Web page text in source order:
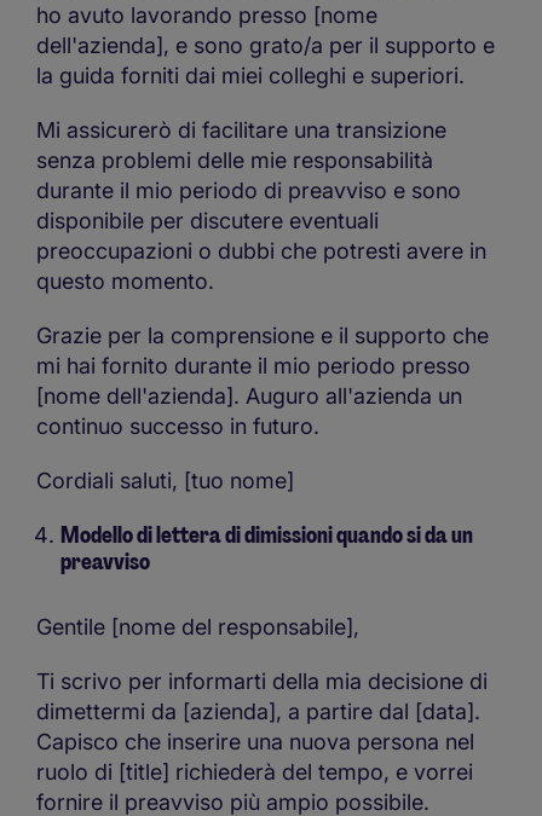
ho avuto lavorando presso [nome
dell'azienda], e sono grato/a per il supporto e
la guida forniti dai miei colleghi e superiori.
Mi assicurerò di facilitare una transizione
senza problemi delle mie responsabilità
durante il mio periodo di preavviso e sono
disponibile per discutere eventuali
preoccupazioni o dubbi che potresti avere in
questo momento.
Grazie per la comprensione e il supporto che
mi hai fornito durante il mio periodo presso
[nome dell'azienda]. Auguro all'azienda un
continuo successo in futuro.
Cordiali saluti, [tuo nome]
Modello di lettera di dimissioni quando si da un
preavviso
Gentile [nome del responsabile],
Ti scrivo per informarti della mia decisione di
dimettermi da [azienda], a partire dal [data].
Capisco che inserire una nuova persona nel
ruolo di [title] richiederà del tempo, e vorrei
fornire il preavviso più ampio possibile.